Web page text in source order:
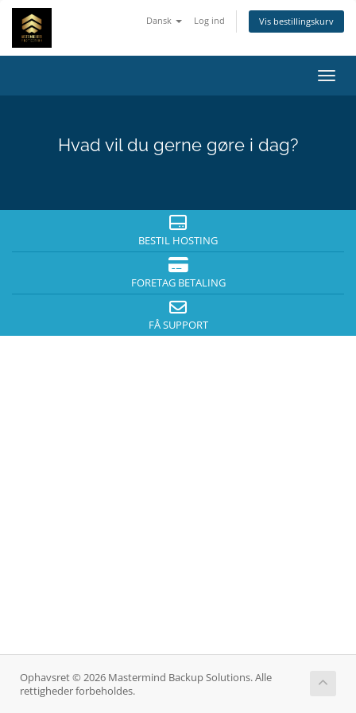
Dansk Log ind Vis bestillingskurv
Skift
Hvad vil du gerne gøre i dag?
BESTIL HOSTING
FORETAG BETALING
FÅ SUPPORT
Ophavsret © 2026 Mastermind Backup Solutions. Alle
rettigheder forbeholdes.